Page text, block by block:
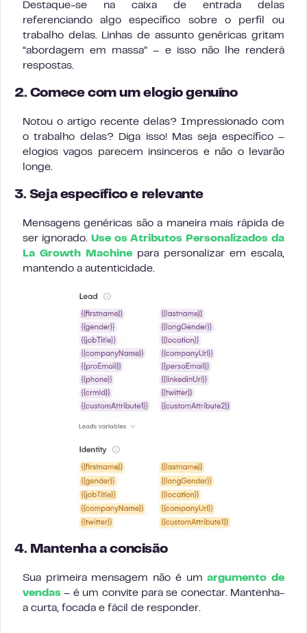
Destaque-se na caixa de entrada delas
referenciando algo específico sobre o perfil ou
trabalho delas. Linhas de assunto genéricas gritam
“abordagem em massa” – e isso não lhe renderá
respostas.
2. Comece com um elogio genuíno
Notou o artigo recente delas? Impressionado com
o trabalho delas? Diga isso! Mas seja específico –
elogios vagos parecem insinceros e não o levarão
longe.
3. Seja específico e relevante
Mensagens genéricas são a maneira mais rápida de
ser ignorado. Use os Atributos Personalizados da
La Growth Machine para personalizar em escala,
mantendo a autenticidade.
4. Mantenha a concisão
Sua primeira mensagem não é umargumento de
vendas – é um convite para se conectar. Mantenha-
a curta, focada e fácil de responder.